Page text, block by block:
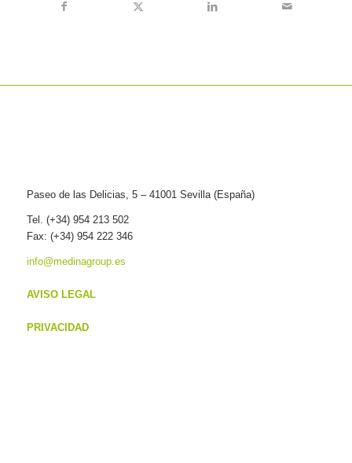
Paseo de las Delicias, 5 – 41001 Sevilla (España)
Tel. (+34) 954 213 502
Fax: (+34) 954 222 346
info@medinagroup.es
AVISO LEGAL
PRIVACIDAD